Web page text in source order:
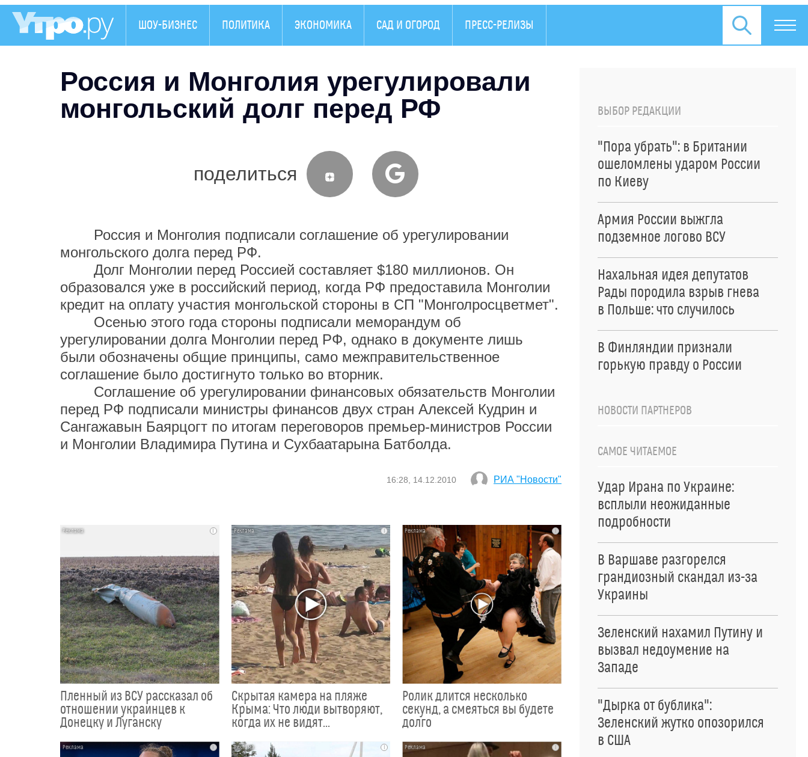
ШОУ-БИЗНЕС ПОЛИТИКА ЭКОНОМИКА САД И ОГОРОД ПРЕСС-РЕЛИЗЫ
Россия и Монголия урегулировали
монгольский долг перед РФ
поделиться
Россия и Монголия подписали соглашение об урегулировании
монгольского долга перед РФ.
Долг Монголии перед Россией составляет $180 миллионов. Он
образовался уже в российский период, когда РФ предоставила Монголии
кредит на оплату участия монгольской стороны в СП "Монголросцветмет".
Осенью этого года стороны подписали меморандум об
урегулировании долга Монголии перед РФ, однако в документе лишь
были обозначены общие принципы, само межправительственное
соглашение было достигнуто только во вторник.
Соглашение об урегулировании финансовых обязательств Монголии
перед РФ подписали министры финансов двух стран Алексей Кудрин и
Сангажавын Баярцогт по итогам переговоров премьер-министров России
и Монголии Владимира Путина и Сухбаатарына Батболда.
16:28, 14.12.2010 РИА "Новости"
i
Пленный из ВСУ рассказал об
отношении украинцев к
Донецку и Луганску
i
Скрытая камера на пляже
Крыма: Что люди вытворяют,
когда их не видят...
i
Ролик длится несколько
секунд, а смеяться вы будете
долго
i i i
ВЫБОР РЕДАКЦИИ
"Пора убрать": в Британии
ошеломлены ударом России
по Киеву
Армия России выжгла
подземное логово ВСУ
Нахальная идея депутатов
Рады породила взрыв гнева
в Польше: что случилось
В Финляндии признали
горькую правду о России
НОВОСТИ ПАРТНЕРОВ
САМОЕ ЧИТАЕМОЕ
Удар Ирана по Украине:
всплыли неожиданные
подробности
В Варшаве разгорелся
грандиозный скандал из-за
Украины
Зеленский нахамил Путину и
вызвал недоумение на
Западе
"Дырка от бублика":
Зеленский жутко опозорился
в США